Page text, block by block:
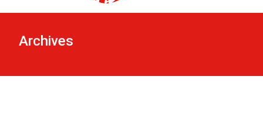
Archives